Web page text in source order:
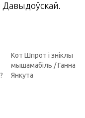
Давыдоўскай.
Кот Шпрот і зніклы
мышамабіль / Ганна
Янкута